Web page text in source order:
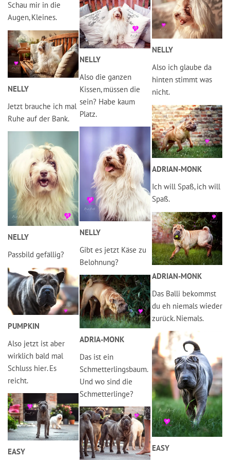
Schau mir in die
Augen, Kleines.
NELLY
Jetzt brauche ich mal
Ruhe auf der Bank.
NELLY
Passbild gefällig?
PUMPKIN
Also jetzt ist aber
wirklich bald mal
Schluss hier. Es
reicht.
EASY
NELLY
Also die ganzen
Kissen, müssen die
sein? Habe kaum
Platz.
NELLY
Gibt es jetzt Käse zu
Belohnung?
ADRIA-MONK
Das ist ein
Schmetterlingsbaum.
Und wo sind die
Schmetterlinge?
NELLY
Also ich glaube da
hinten stimmt was
nicht.
ADRIAN-MONK
Ich will Spaß, ich will
Spaß.
ADRIAN-MONK
Das Balli bekommst
du eh niemals wieder
zurück. Niemals.
EASY